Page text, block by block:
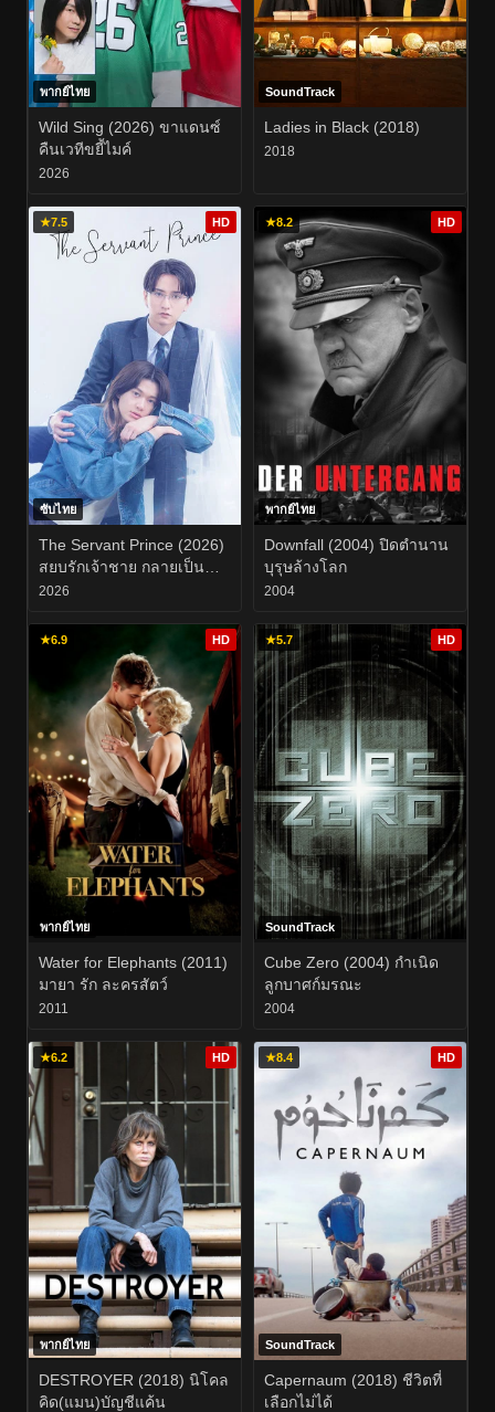
พากย์ไทย
Wild Sing (2026) ขาแดนซ์
คืนเวทีขยี้ไมค์
2026
SoundTrack
Ladies in Black (2018)
2018
★7.5 HD
ซับไทย
The Servant Prince (2026)
สยบรักเจ้าชาย กลายเป็น
ทาส EP.1-8
2026
★8.2 HD
พากย์ไทย
Downfall (2004) ปิดตำนาน
บุรุษล้างโลก
2004
★6.9 HD
พากย์ไทย
Water for Elephants (2011)
มายา รัก ละครสัตว์
2011
★5.7 HD
SoundTrack
Cube Zero (2004) กำเนิด
ลูกบาศก์มรณะ
2004
★6.2 HD
พากย์ไทย
DESTROYER (2018) นิโคล
คิด(แมน)บัญชีแค้น
★8.4 HD
SoundTrack
Capernaum (2018) ชีวิตที่
เลือกไม่ได้